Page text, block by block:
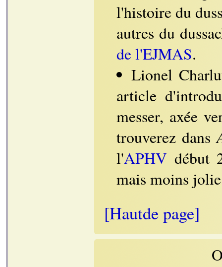
l'histoire du
autres du
de l'EJMAS.
Lionel
article
messer, axée
trouverez dans
l'APHV début
mais moins
[Hautde page]